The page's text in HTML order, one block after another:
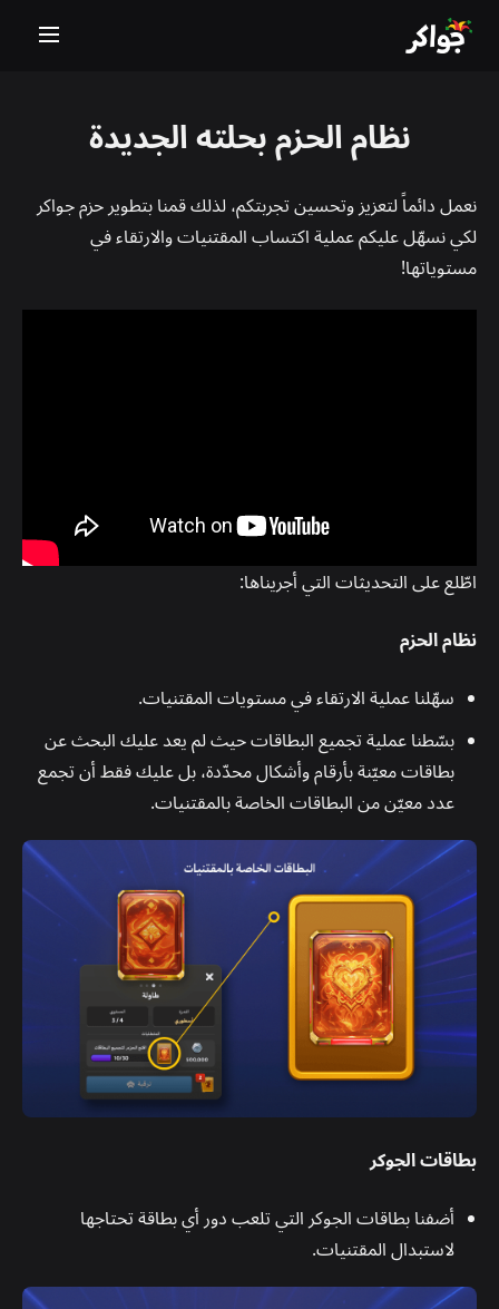
نظام الحزم بحلته الجديدة
نعمل دائماً لتعزيز وتحسين تجربتكم، لذلك قمنا بتطوير حزم جواكر
لكي نسهّل عليكم عملية اكتساب المقتنيات والارتقاء في
مستوياتها!
اطّلع على التحديثات التي أجريناها:
نظام الحزم
سهّلنا عملية الارتقاء في مستويات المقتنيات.
بسّطنا عملية تجميع البطاقات حيث لم يعد عليك البحث عن
بطاقات معيّنة بأرقام وأشكال محدّدة، بل عليك فقط أن تجمع
عدد معيّن من البطاقات الخاصة بالمقتنيات.
بطاقات الجوكر
أضفنا بطاقات الجوكر التي تلعب دور أي بطاقة تحتاجها
لاستبدال المقتنيات.